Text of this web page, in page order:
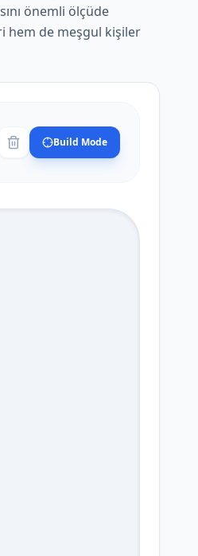
önemli ölçüde
hem de meşgul kişiler
Build Mode